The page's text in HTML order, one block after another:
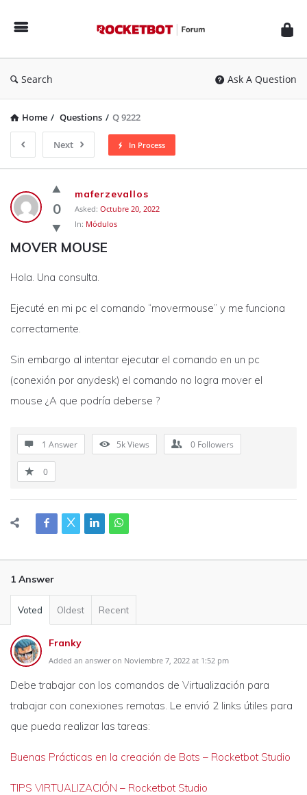
Forum
Search Ask A Question
Home / Questions / Q 9222
Next In Process
Rocketbot
Forum
Latest
Questions
0
maferzevallos
Asked: Octubre 20, 2022
In: Módulos
MOVER MOUSE
Hola. Una consulta.
Ejecuté en mi pc el comando “movermouse” y me funciona
correctamente.
Sin embargo al intentar ejecutar el comando en un pc
(conexión por anydesk) el comando no logra mover el
mouse ¿A que podría deberse ?
1 Answer 5kViews 0 Followers
0
1 Answer
Voted Oldest Recent
Franky
Added an answer on Noviembre 7, 2022 at 1:52 pm
Debe trabajar con los comandos de Virtualización para
trabajar con conexiones remotas. Le envió 2 links útiles para
que pueda realizar las tareas:
Buenas Prácticas en la creación de Bots – Rocketbot Studio
TIPS VIRTUALIZACIÓN – Rocketbot Studio